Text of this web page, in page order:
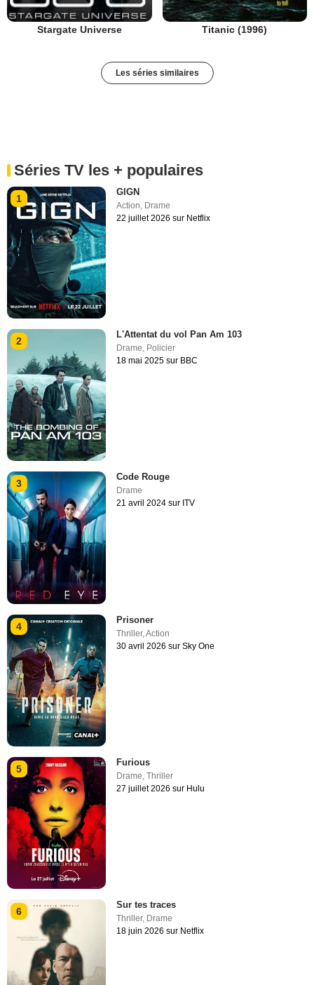
Stargate Universe Titanic (1996)
Les séries similaires
Séries TV les + populaires
1
GIGN
Action Drame
22 juillet 2026 sur Netflix
2
L'Attentat du vol Pan Am 103
Drame, Policier
18 mai 2025 sur BBC
3
Code Rouge
Drame
21 avril 2024 sur ITV
4
Prisoner
Thriller,Action
30 avril 2026 sur Sky One
5
Furious
Drame,Thriller
27 juillet 2026 sur Hulu
6
Sur tes traces
Thriller, Drame
18 juin 2026 sur Netflix